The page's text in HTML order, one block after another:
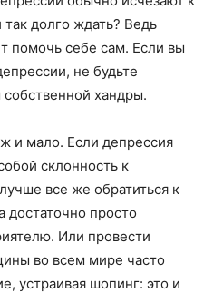
долго ждать? Ведь
помочь себе сам. Если вы
не будьте
хандры.
и мало. Если депрессия
склонность к
все же обратиться к
достаточно просто
Или провести
во всем мире часто
устраивая шопинг: это и